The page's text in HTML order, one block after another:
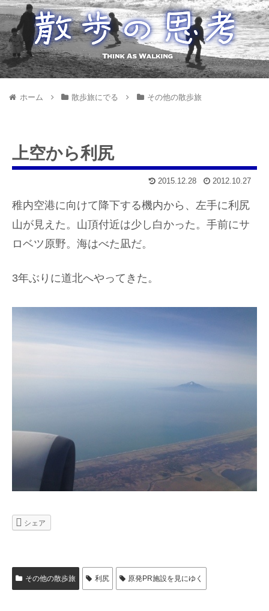
ホーム 散歩旅にでる その他の散歩旅
上空から利尻
2015.12.28 2012.10.27
稚内空港に向けて降下する機内から、左手に利尻
山が見えた。山頂付近は少し白かった。手前にサ
ロベツ原野。海はべた凪だ。
3年ぶりに道北へやってきた。
シェア
その他の散歩旅 利尻 原発PR施設を見にゆく